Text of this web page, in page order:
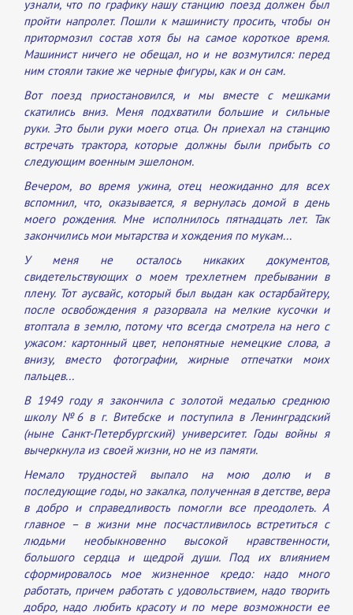
узнали, что по графику нашу станцию поезд должен был
пройти напролет. Пошли к машинисту просить, чтобы он
притормозил состав хотя бы на самое короткое время.
Машинист ничего не обещал, но и не возмутился: перед
ним стояли такие же черные фигуры, как и он сам.
Вот поезд приостановился, и мы вместе с мешками
скатились вниз. Меня подхватили большие и сильные
руки. Это были руки моего отца. Он приехал на станцию
встречать трактора, которые должны были прибыть со
следующим военным эшелоном.
Вечером, во время ужина, отец неожиданно для всех
вспомнил, что, оказывается, я вернулась домой в день
моего рождения. Мне исполнилось пятнадцать лет. Так
закончились мои мытарства и хождения по мукам...
У меня не осталось никаких документов,
свидетельствующих о моем трехлетнем пребывании в
плену. Тот аусвайс, который был выдан как остарбайтеру,
после освобождения я разорвала на мелкие кусочки и
втоптала в землю, потому что всегда смотрела на него с
ужасом: картонный цвет, непонятные немецкие слова, а
внизу, вместо фотографии, жирные отпечатки моих
пальцев...
В 1949 году я закончила с золотой медалью среднюю
школу №6 в г. Витебске и поступила в Ленинградский
(ныне Санкт-Петербургский) университет. Годы войны я
вычеркнула из своей жизни, но не из памяти.
Немало трудностей выпало на мою долю и в
последующие годы, но закалка, полученная в детстве, вера
в добро и справедливость помогли все преодолеть. А
главное – в жизни мне посчастливилось встретиться с
людьми необыкновенно высокой нравственности,
большого сердца и щедрой души. Под их влиянием
сформировалось мое жизненное кредо: надо много
работать, причем работать с удовольствием, надо творить
добро, надо любить красоту и по мере возможности ее